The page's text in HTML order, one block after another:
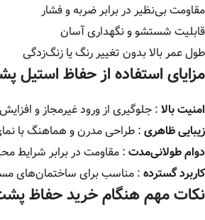
مقاومت بی‌نظیر در برابر ضربه و فشار
قابلیت شستشو و نگهداری آسان
طول عمر بالا بدون تغییر رنگ یا زنگ‌زدگی
مزایای استفاده از حفاظ استیل
امنیت بالا : جلوگیری از ورود غیرمجاز و
زیبایی ظاهری : طراحی مدرن و هماهنگ با
دوام طولانی‌مدت : مقاومت در برابر شرایط
کاربرد گسترده : مناسب برای ساختمان‌های
نکات مهم هنگام خرید حفاظ